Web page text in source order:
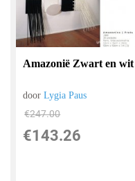
Amazonië Zwart en wit
doorLygia Paus
€247.00
€143.26